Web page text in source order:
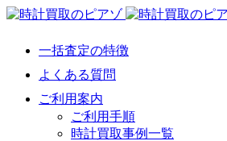
一括査定の特徴
よくある質問
ご利用案内
ご利用手順
時計買取事例一覧